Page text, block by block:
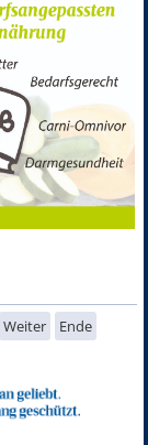
Weiter Ende